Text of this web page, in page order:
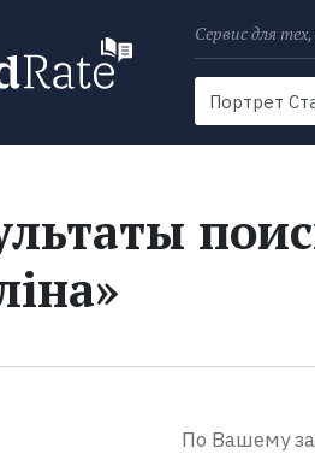
Сервис для
Поиск
Новости
По Вашему